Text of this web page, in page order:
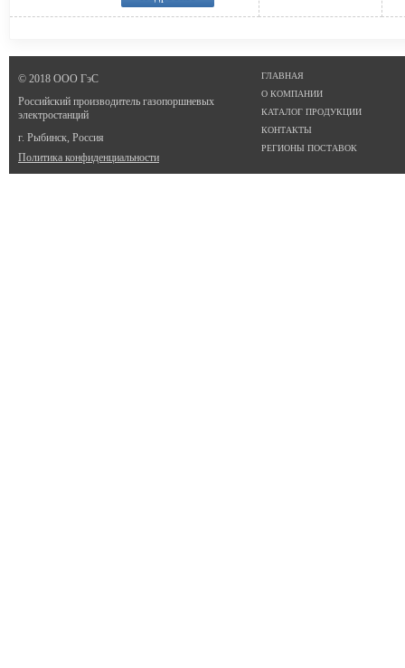
© 2018 ООО ГэС
Российский производитель газопоршневых
электростанций
г. Рыбинск, Россия
Политика конфиденциальности
ГЛАВНАЯ
О КОМПАНИИ
КАТАЛОГ ПРОДУКЦИИ
КОНТАКТЫ
РЕГИОНЫ ПОСТАВОК